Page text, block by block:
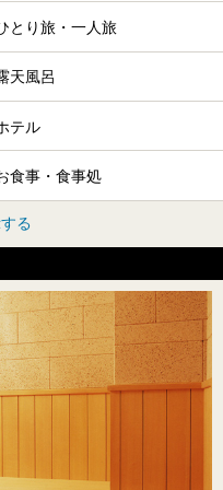
とり旅・一人旅
天風呂
テル
食事・食事処
る